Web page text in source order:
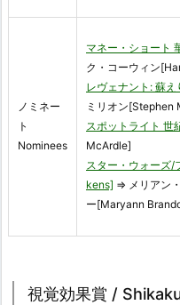
ノミネー
ト
Nominees
マネー・ショート
ク・コーウィン
レヴェナント: 蘇
ミリオン[Stephen
スポットライト 世
McArdle]
スター・ウォーズ/
kens] ⇒ メリアン
ー[Maryann
視覚効果賞 /